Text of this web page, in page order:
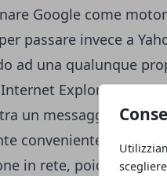
Google come
passare invece a
ad una qualunque
Explorer o
un messaggio che vi
conveniente
in rete, poiché il